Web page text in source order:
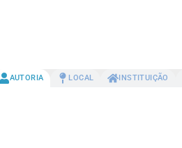
AUTORIA LOCAL INSTITUIÇÃO